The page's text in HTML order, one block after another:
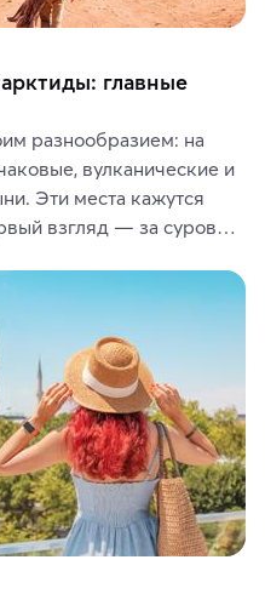
главные
разнообразием: на
вулканические и
Эти места кажутся
взгляд — за суровой
дарят одни из самых